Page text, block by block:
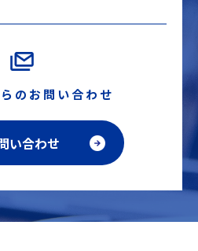
のお問い合わせ
い合わせ